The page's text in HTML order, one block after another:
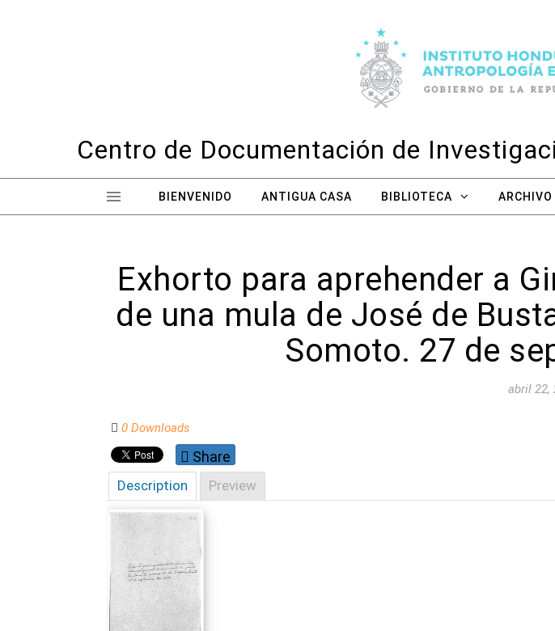
Centro de Documentación de
BIENVENIDO ANTIGUA CASA BIBLIOTECA
Exhorto para aprehender a
de una mula de José de
Somoto. 27 de
abril 22,
0 Downloads
Share
Description Preview